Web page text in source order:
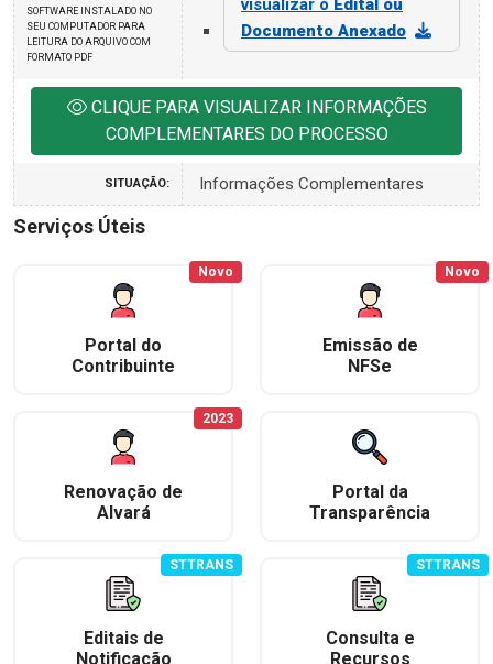
SOFTWARE INSTALADO NO
SEU COMPUTADOR PARA
LEITURA DO ARQUIVO COM
FORMATO PDF
visualizar o Edital ou
Documento Anexado
CLIQUE PARA VISUALIZAR INFORMAÇÕES
COMPLEMENTARES DO PROCESSO
SITUAÇÃO: Informações Complementares
Serviços Úteis
Portal do
Contribuinte
Novo
Emissão de
NFSe
Novo
Renovação de
Alvará
2023
Portal da
Transparência
Editais de
Notificação
STTRANS
Consulta e
Recursos
STTRANS